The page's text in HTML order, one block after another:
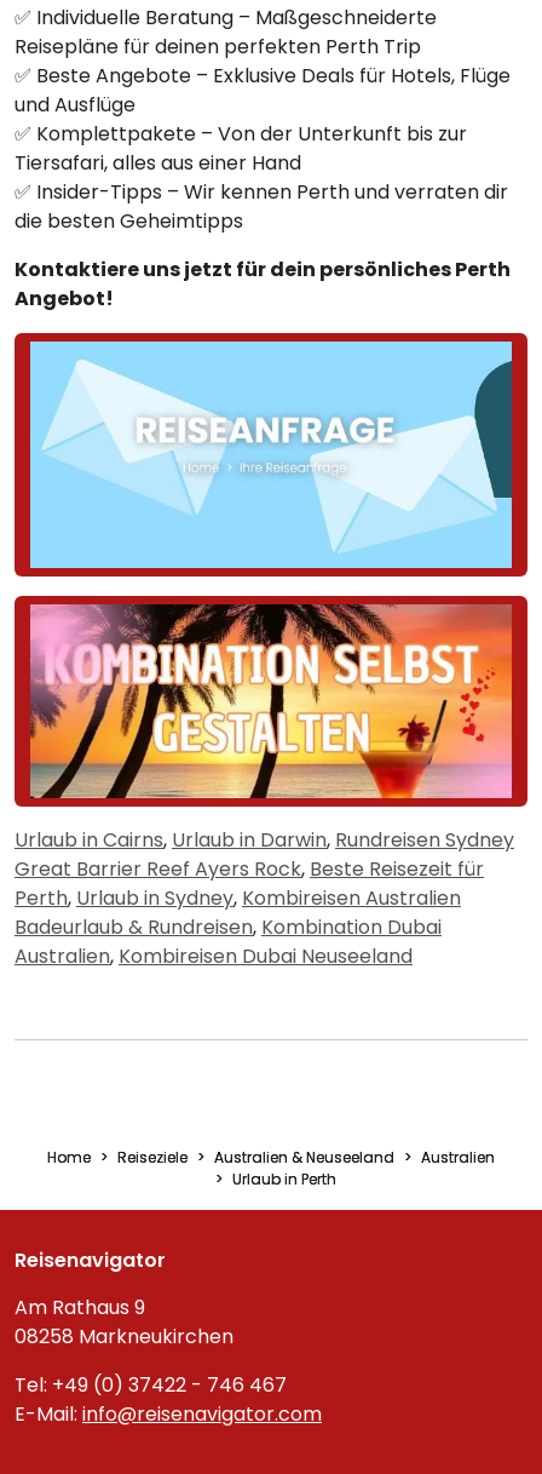
✅ Individuelle Beratung – Maßgeschneiderte
Reisepläne für deinen perfekten Perth Trip
✅ Beste Angebote – Exklusive Deals für Hotels, Flüge
und Ausflüge
✅ Komplettpakete – Von der Unterkunft bis zur
Tiersafari, alles aus einer Hand
✅ Insider-Tipps – Wir kennen Perth und verraten dir
die besten Geheimtipps
Kontaktiere uns jetzt für dein persönliches Perth
Angebot!
Urlaub in Cairns, Urlaub in Darwin, Rundreisen Sydney
Great Barrier Reef Ayers Rock, Beste Reisezeit für
Perth, Urlaub in Sydney, Kombireisen Australien
Badeurlaub & Rundreisen, Kombination Dubai
Australien, Kombireisen Dubai Neuseeland
Home Reiseziele Australien & Neuseeland
Australien
Urlaub in Perth
Reisenavigator
Am Rathaus 9
08258 Markneukirchen
Tel: +49 (0) 37422 - 746 467
E-Mail: info@reisenavigator.com